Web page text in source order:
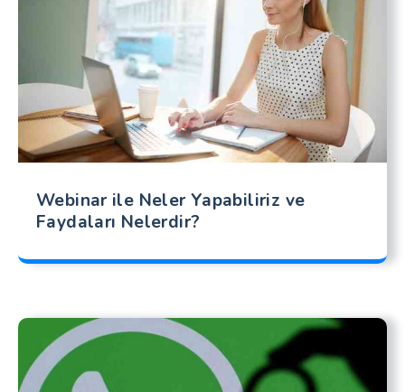
Webinar ile Neler Yapabiliriz ve
Faydaları Nelerdir?